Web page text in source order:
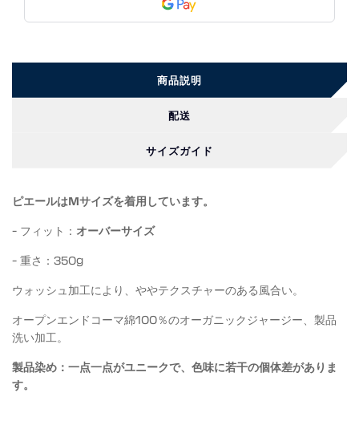
商品説明
配送
サイズガイド
ピエールはMサイズを着用しています。
- フィット： オーバーサイズ
- 重さ：350g
ウォッシュ加工により、ややテクスチャーのある風合い。
オープンエンドコーマ綿100％のオーガニックジャージー、製品
洗い加工。
製品染め：一点一点がユニークで、色味に若干の個体差がありま
す。